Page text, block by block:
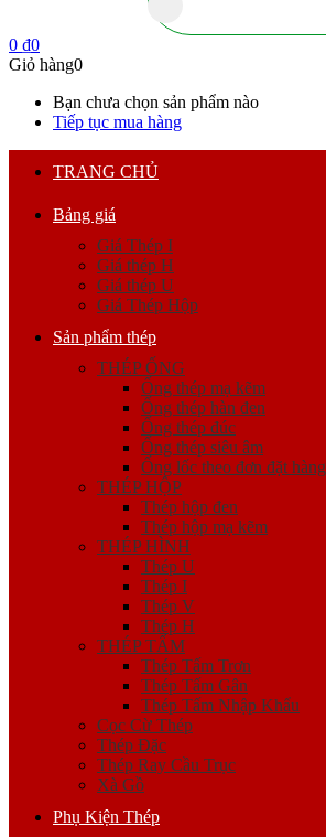
0 ₫0
Giỏ hàng0
Bạn chưa chọn sản phẩm nào
Tiếp tục mua hàng
TRANG CHỦ
Bảng giá
Giá Thép I
Giá thép H
Giá thép U
Giá Thép Hộp
Sản phẩm thép
THÉP ỐNG
Ống thép mạ kẽm
Ống thép hàn đen
Ống thép đúc
Ống thép siêu âm
Ống lốc theo đơn đặt hàng
THÉP HỘP
Thép hộp đen
Thép hộp mạ kẽm
THÉP HÌNH
Thép U
Thép I
Thép V
Thép H
THÉP TẤM
Thép Tấm Trơn
Thép Tấm Gân
Thép Tấm Nhập Khẩu
Cọc Cừ Thép
Thép Đặc
Thép Ray Cầu Trục
Xà Gồ
Phụ Kiện Thép